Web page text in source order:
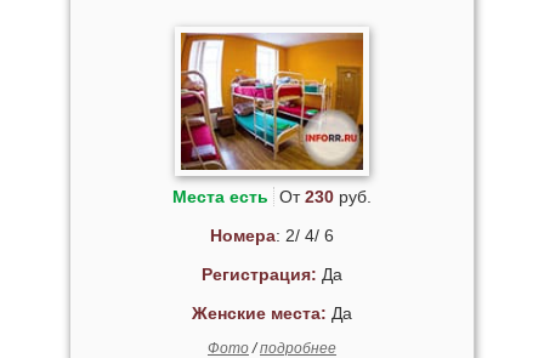
Места есть От230руб.
Номера: 2/ 4/ 6
Регистрация: Да
Женские места: Да
Фото/подробнее